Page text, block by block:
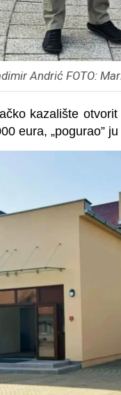
Andrić FOTO:
kazalište
eura, „pogurao”